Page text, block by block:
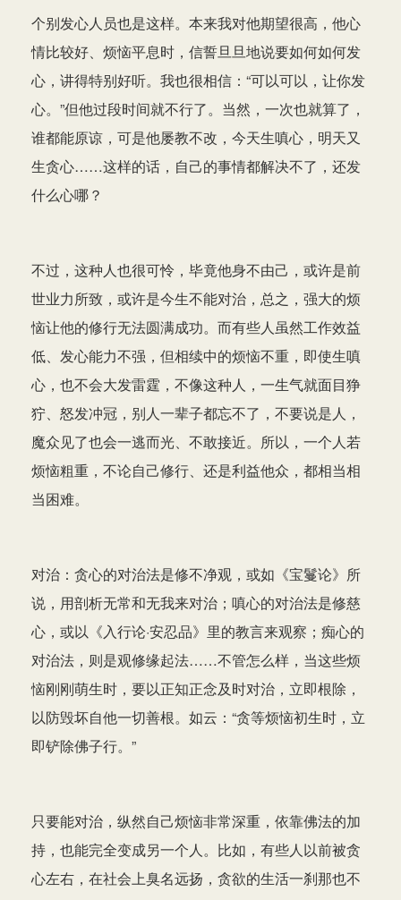
个别发心人员也是这样。本来我对他期望很高，他心
情比较好、烦恼平息时，信誓旦旦地说要如何如何发
心，讲得特别好听。我也很相信：“可以可以，让你发
心。”但他过段时间就不行了。当然，一次也就算了，
谁都能原谅，可是他屡教不改，今天生嗔心，明天又
生贪心……这样的话，自己的事情都解决不了，还发
什么心哪？
不过，这种人也很可怜，毕竟他身不由己，或许是前
世业力所致，或许是今生不能对治，总之，强大的烦
恼让他的修行无法圆满成功。而有些人虽然工作效益
低、发心能力不强，但相续中的烦恼不重，即使生嗔
心，也不会大发雷霆，不像这种人，一生气就面目狰
狞、怒发冲冠，别人一辈子都忘不了，不要说是人，
魔众见了也会一逃而光、不敢接近。所以，一个人若
烦恼粗重，不论自己修行、还是利益他众，都相当相
当困难。
对治：贪心的对治法是修不净观，或如《宝鬘论》所
说，用剖析无常和无我来对治；嗔心的对治法是修慈
心，或以《入行论·安忍品》里的教言来观察；痴心的
对治法，则是观修缘起法……不管怎么样，当这些烦
恼刚刚萌生时，要以正知正念及时对治，立即根除，
以防毁坏自他一切善根。如云：“贪等烦恼初生时，立
即铲除佛子行。”
只要能对治，纵然自己烦恼非常深重，依靠佛法的加
持，也能完全变成另一个人。比如，有些人以前被贪
心左右，在社会上臭名远扬，贪欲的生活一刹那也不